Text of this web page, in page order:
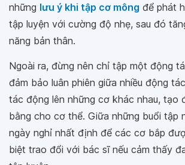
những lưu ý khi tập cơ mông để phát
tập luyện với cường độ nhẹ, sau đó
năng bản thân.
Ngoài ra, đừng nên chỉ tập một động
đảm bảo luân phiên giữa nhiều động
tác động lên những cơ khác nhau, tạo
bằng cho cơ thể. Giữa những buổi tập
ngày nghỉ nhất định để các cơ bắp
biệt trao đổi với bác sĩ nếu cảm thấy